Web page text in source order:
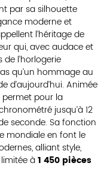
par sa silhouette
moderne et
l’héritage de
qui, avec audace et
l’horlogerie
qu’un hommage au
d’aujourd’hui. Animée
permet pour la
jusqu’à 12
seconde. Sa fonction
mondiale en font le
alliant style,
à1 450 pièces